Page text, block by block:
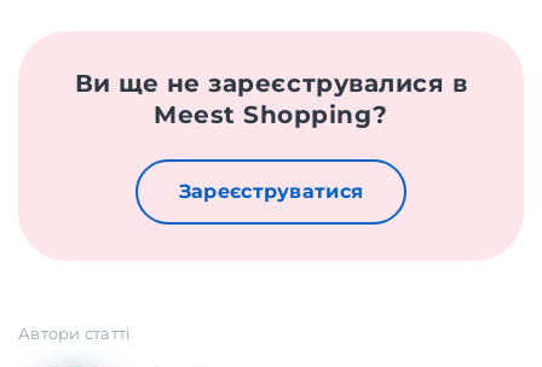
Ви ще не зареєструвалися в
Meest Shopping?
Зареєструватися
Автори статті